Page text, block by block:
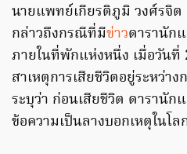
นายแพทย์เกียรติภูมิ วงศ์รจิ
กล่าวถึงกรณีที่มีข่าวดารานัก
ภายในที่พักแห่งหนึ่ง เมื่อวัน
สาเหตุการเสียชีวิตอยู่ระหว่า
ระบุว่า ก่อนเสียชีวิต ดารานัก
ข้อความเป็นลางบอกเหตุในโ